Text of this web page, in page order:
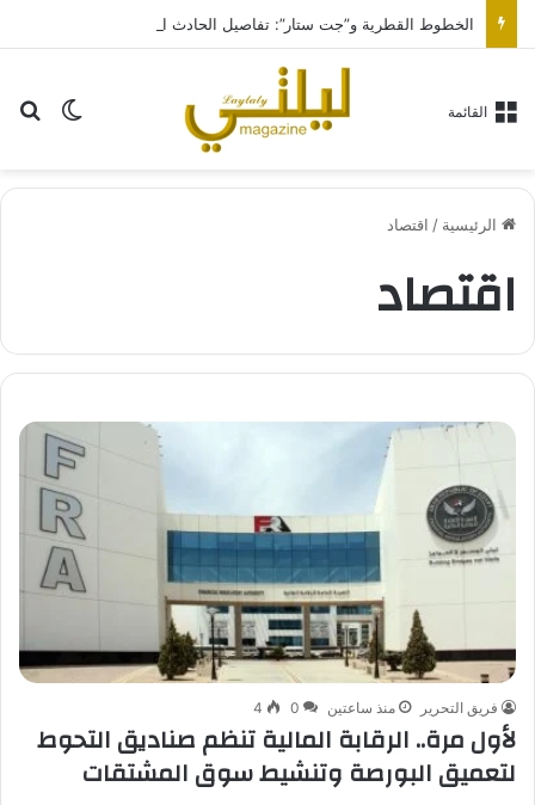
الوضع القائمة
الرئيسية / اقتصاد
اقتصاد
فريق التحرير منذ ساعتين 0
4
لأول مرة.. الرقابة المالية تنظم صناديق التحوط
لتعميق البورصة وتنشيط سوق المشتقات